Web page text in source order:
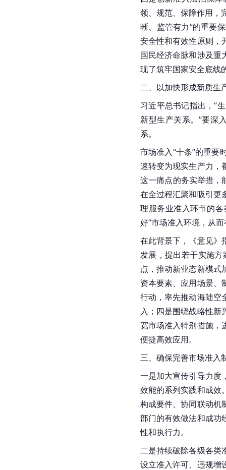
领、规范、保障作用，
晰、监管有力”的重要
安全性和有效性原则，
国民经济命脉和涉及重
现了筑牢国家安全底线
二、以加快形成新质生
习近平总书记指出，“
新型生产关系。”要深
系。
市场准入“十条”的重要
速转变为现实生产力，
这一痛点的务实举措，
在全过程汇聚和吸引更
理服务业准入环节的
好”市场准入环境，从
在此背景下，《意见》
发展，提出若干实施
点，推动新业态新模式
资本要素、应用场景、
行动，率先推动海陆空
入；四是围绕战略性
宽市场准入特别措施，
便捷高效应用。
三、确保完善市场准入
一是加大宣传引导力度
效能的系列实践和成效
构成要件、协同联动机
部门的有效做法和成功
性和执行力。
二是持续破除各级各类
设立准入许可、违规增